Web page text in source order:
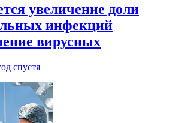
увеличение доли
инфекций
вирусных
спустя